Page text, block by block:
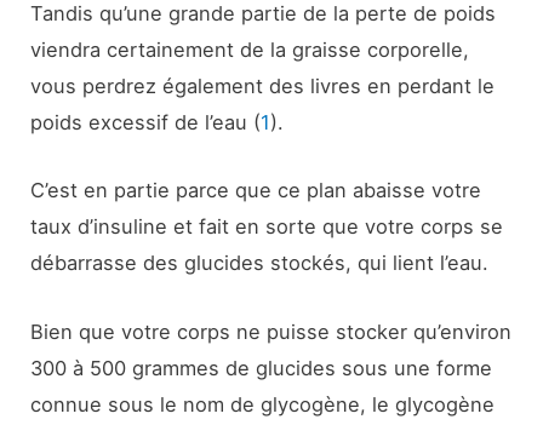
Tandis qu’une grande partie de la perte de poids
viendra certainement de la graisse corporelle,
vous perdrez également des livres en perdant le
poids excessif de l’eau (1).
C’est en partie parce que ce plan abaisse votre
taux d’insuline et fait en sorte que votre corps se
débarrasse des glucides stockés, qui lient l’eau.
Bien que votre corps ne puisse stocker qu’environ
300 à 500 grammes de glucides sous une forme
connue sous le nom de glycogène, le glycogène